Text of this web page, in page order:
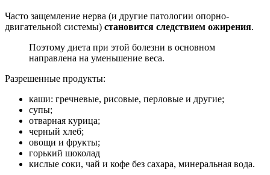
Часто защемление нерва (и другие патологии опорно-
двигательной системы) становится следствием ожирения.
Поэтому диета при этой болезни в основном
направлена на уменьшение веса.
Разрешенные продукты:
каши: гречневые, рисовые, перловые и другие;
супы;
отварная курица;
черный хлеб;
овощи и фрукты;
горький шоколад
кислые соки, чай и кофе без сахара, минеральная вода.